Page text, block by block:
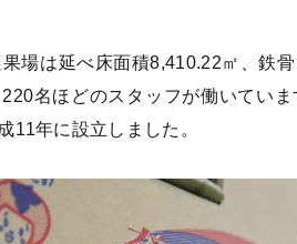
場は延べ床面積8,410.22㎡、鉄
名ほどのスタッフが働いてい
11年に設立しました。